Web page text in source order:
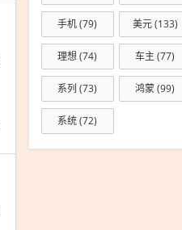
手机(79) 美元(133)
理想(74) 车主 (77)
系列 (73) 鸿蒙(99)
系统(72)